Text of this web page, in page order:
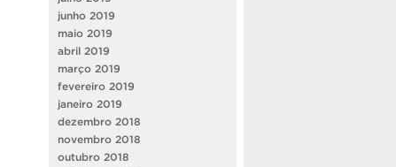
junho 2019
maio 2019
abril 2019
março 2019
fevereiro 2019
janeiro 2019
dezembro 2018
novembro 2018
outubro 2018